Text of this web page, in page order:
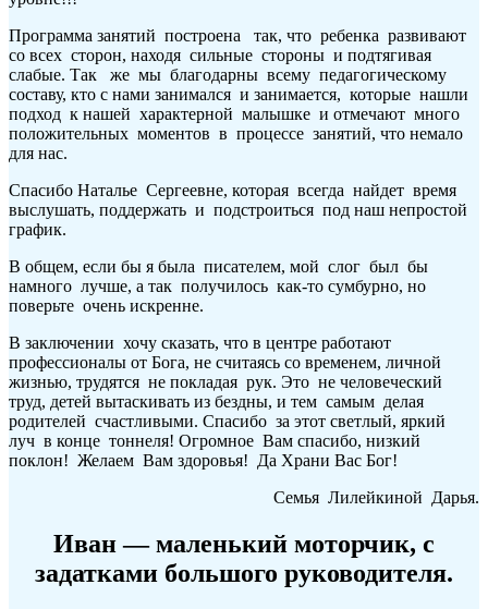
Программа занятий построена так, что ребенка развивают
со всех сторон, находя сильные стороны и подтягивая
слабые. Так же мы благодарны всему педагогическому
составу, кто с нами занимался и занимается, которые нашли
подход к нашей характерной малышке и отмечают много
положительных моментов в процессе занятий, что немало
для нас.
Спасибо Наталье Сергеевне, которая всегда найдет время
выслушать, поддержать и подстроиться под наш непростой
график.
В общем, если бы я была писателем, мой слог был бы
намного лучше, а так получилось как-то сумбурно, но
поверьте очень искренне.
В заключении хочу сказать, что в центре работают
профессионалы от Бога, не считаясь со временем, личной
жизнью, трудятся не покладая рук. Это не человеческий
труд, детей вытаскивать из бездны, и тем самым делая
родителей счастливыми. Спасибо за этот светлый, яркий
луч в конце тоннеля! Огромное Вам спасибо, низкий
поклон! Желаем Вам здоровья! Да Храни Вас Бог!
Семья Лилейкиной Дарья.
Иван — маленький моторчик, с
задатками большого руководителя.